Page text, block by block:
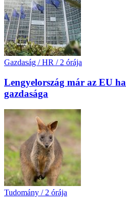
Gazdaság / HR / 2 órája
Lengyelország már az EU
gazdasága
Tudomány / 2 órája